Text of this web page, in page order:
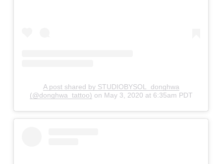
A post shared by STUDIOBYSOL_donghwa
(@donghwa_tattoo) on May 3, 2020 at 6:35am PDT